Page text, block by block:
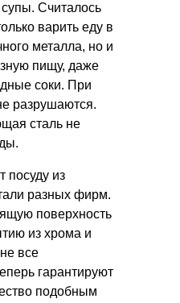
Считалось
варить еду в
металла, но и
пищу, даже
соки. При
разрушаются.
сталь не
посуду из
разных фирм.
поверхность
из хрома и
все
гарантируют
подобным